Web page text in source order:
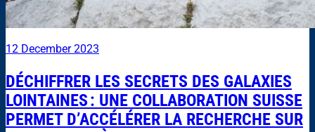
12 December 2023
DÉCHIFFRER LES SECRETS DES GALAXIES
LOINTAINES : UNE COLLABORATION SUISSE
PERMET D’ACCÉLÉRER LA RECHERCHE SUR